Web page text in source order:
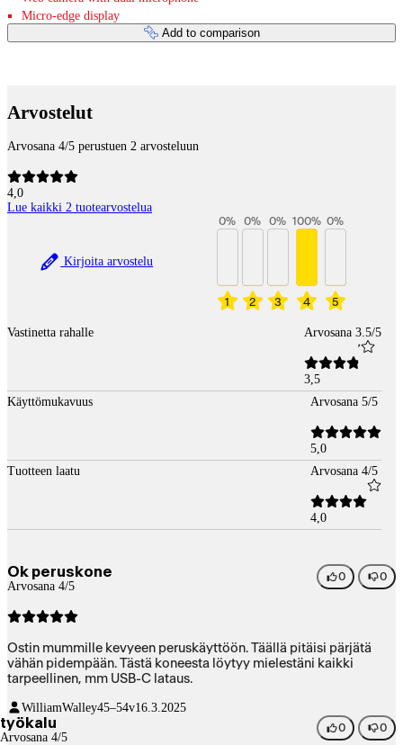
Micro-edge display
Add to comparison
Arvostelut
Arvosana 4/5 perustuen 2 arvosteluun
4,0
Lue kaikki 2 tuotearvostelua
Kirjoita arvostelu
1
0%
2
0%
3
0%
4
100%
5
0%
Vastinetta rahalle Arvosana 3.5/5
3,5
Käyttömukavuus
Arvosana 5/5
5,0
Tuotteen laatu
Arvosana 4/5
4,0
Ok peruskone
Arvosana 4/5
0 0
Ostin mummille kevyeen peruskäyttöön. Täällä pitäisi pärjätä
vähän pidempään. Tästä koneesta löytyy mielestäni kaikki
tarpeellinen, mm USB-C lataus.
WilliamWalley45–54v16.3.2025
työkalu
Arvosana 4/5
0 0